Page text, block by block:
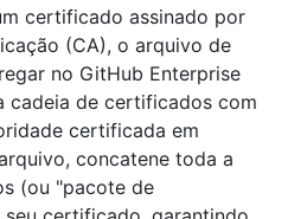
certificado assinado por
(CA), o arquivo de
no GitHub Enterprise
cadeia de certificados com
certificada em
concatene toda a
(ou "pacote de